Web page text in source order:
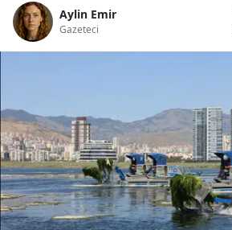
Aylin Emir
Gazeteci